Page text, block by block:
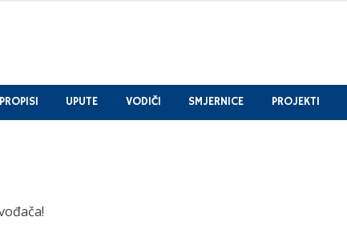
PROPISI UPUTE VODIČI SMJERNICE PROJEKTI